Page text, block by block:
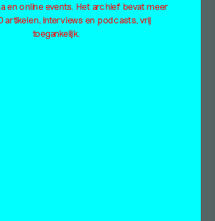
en online events. Het archief bevat meer
artikelen, interviews en podcasts, vrij
toegankelijk.